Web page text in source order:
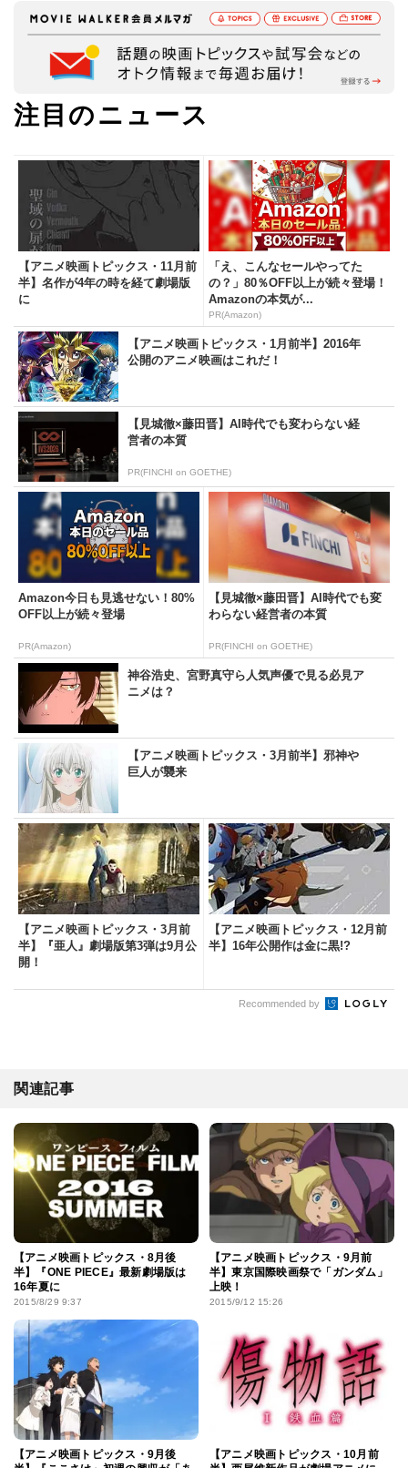
注目のニュース
【アニメ映画トピックス・11月前
半】名作が4年の時を経て劇場版
に
「え、こんなセールやってた
の？」80％OFF以上が続々登場！
Amazonの本気が...
PR(Amazon)
【アニメ映画トピックス・1月前半】2016年
公開のアニメ映画はこれだ！
【見城徹×藤田晋】AI時代でも変わらない経
営者の本質
PR(FINCHI on GOETHE)
Amazon今日も見逃せない！80%
OFF以上が続々登場
PR(Amazon)
【見城徹×藤田晋】AI時代でも変
わらない経営者の本質
PR(FINCHI on GOETHE)
神谷浩史、宮野真守ら人気声優で見る必見ア
ニメは？
【アニメ映画トピックス・3月前半】邪神や
巨人が襲来
【アニメ映画トピックス・3月前
半】『亜人』劇場版第3弾は9月公
開！
【アニメ映画トピックス・12月前
半】16年公開作は金に黒!?
Recommended by
関連記事
【アニメ映画トピックス・8月後
半】『ONE PIECE』最新劇場版は
16年夏に
2015/8/29 9:37
【アニメ映画トピックス・9月前
半】東京国際映画祭で「ガンダム」
上映！
2015/9/12 15:26
【アニメ映画トピックス・9月後
【アニメ映画トピックス・10月前